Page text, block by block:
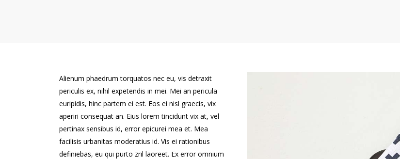
Alienum phaedrum torquatos nec eu, vis detraxit
periculis ex, nihil expetendis in mei. Mei an pericula
euripidis, hinc partem ei est. Eos ei nisl graecis, vix
aperiri consequat an. Eius lorem tincidunt vix at, vel
pertinax sensibus id, error epicurei mea et. Mea
facilisis urbanitas moderatius id. Vis ei rationibus
definiebas, eu qui purto zril laoreet. Ex error omnium